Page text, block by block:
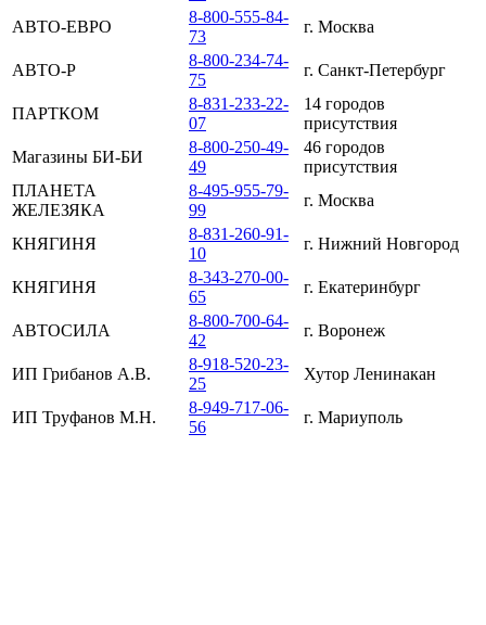
АВТО-ЕВРО
8-800-555-84-
73
г. Москва
АВТО-Р
8-800-234-74-
75
г. Санкт-Петербург
ПАРТКОМ
8-831-233-22-
07
14 городов
присутствия
Магазины БИ-БИ
8-800-250-49-
49
46 городов
присутствия
ПЛАНЕТА
ЖЕЛЕЗЯКА
8-495-955-79-
99
г. Москва
КНЯГИНЯ
8-831-260-91-
10
г. Нижний Новгород
КНЯГИНЯ
8-343-270-00-
65
г. Екатеринбург
АВТОСИЛА
8-800-700-64-
42
г. Воронеж
ИП Грибанов А.В.
8-918-520-23-
25
Хутор Ленинакан
ИП Труфанов М.Н.
8-949-717-06-
56
г. Мариуполь